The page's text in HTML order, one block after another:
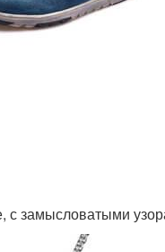
замысловатыми